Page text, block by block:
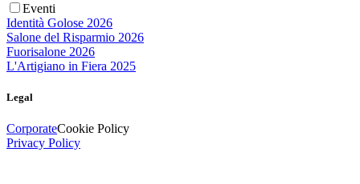
Eventi
Identità Golose 2026
Salone del Risparmio 2026
Fuorisalone 2026
L'Artigiano in Fiera 2025
Legal
CorporateCookie Policy
Privacy Policy